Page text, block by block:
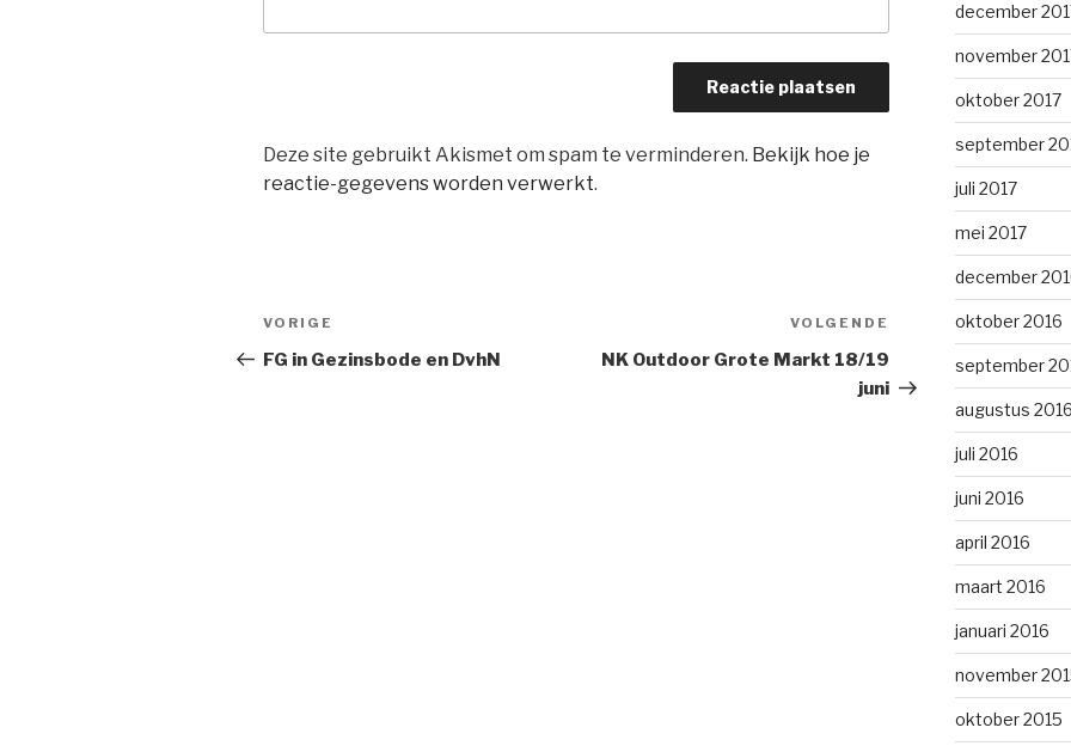
Deze site gebruikt Akismet om spam te verminderen. Bekijk hoe je
reactie-gegevens worden verwerkt.
Bericht
navigatie
Vorig
bericht
VORIGE
FG in Gezinsbode en DvhN
Volgend
VOLGENDE
NK Outdoor Grote Markt 18/19
juni
december
november
oktober 2017
september
juli 2017
mei 2017
december
oktober 2016
september
augustus 2016
juli 2016
juni 2016
april 2016
maart 2016
januari 2016
november
oktober 2015